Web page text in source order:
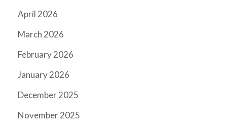
April 2026
March 2026
February 2026
January 2026
December 2025
November 2025